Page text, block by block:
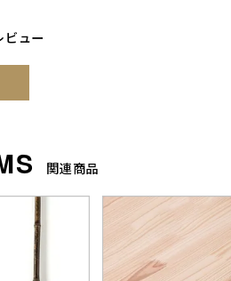
ビュー
関連商品